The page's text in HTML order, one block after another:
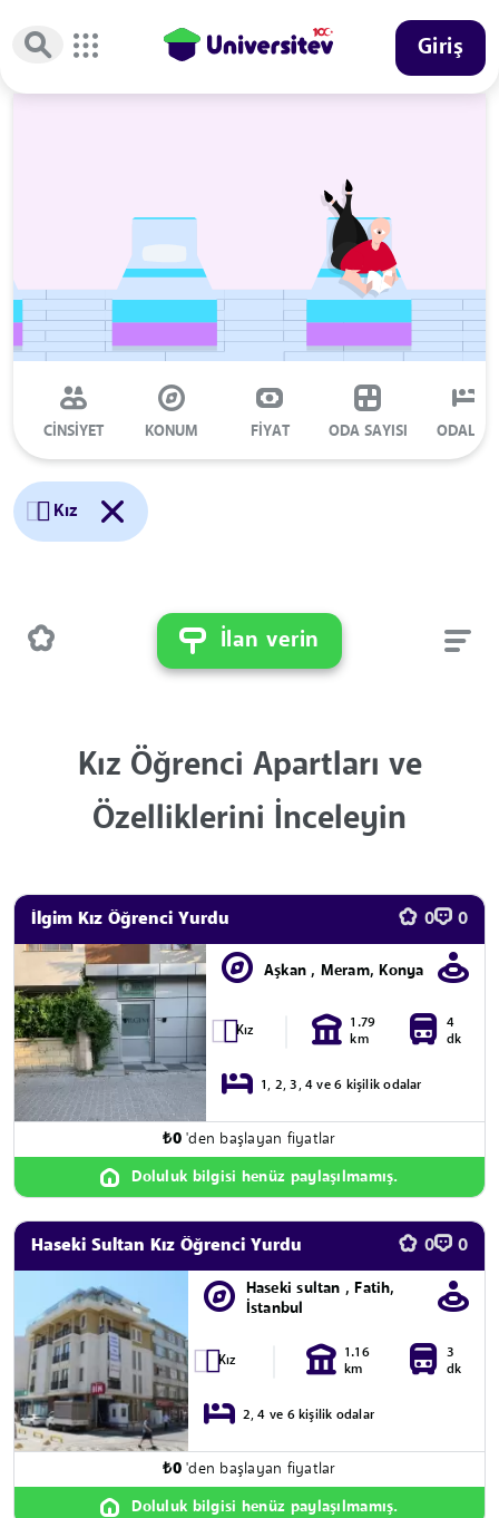
Giriş
CİNSİYET KONUM FİYAT ODA SAYISI ODALAR
Kız
İlan verin
Kız Öğrenci Apartları ve
Özelliklerini İnceleyin
İlgim Kız Öğrenci Yurdu 0 0
Aşkan , Meram, Konya
Kız
1.79
km
4
dk
1, 2, 3, 4 ve 6 kişilik odalar
₺0'den başlayan fiyatlar
Doluluk bilgisi henüz paylaşılmamış.
Haseki Sultan Kız Öğrenci Yurdu 0 0
Haseki sultan , Fatih,
İstanbul
Kız
1.16
km
3
dk
2, 4 ve 6 kişilik odalar
₺0'den başlayan fiyatlar
Doluluk bilgisi henüz paylaşılmamış.